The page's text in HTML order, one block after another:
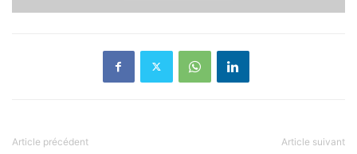
Article précédent Article suivant